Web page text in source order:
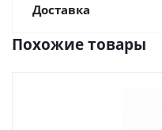
Доставка
Похожие товары